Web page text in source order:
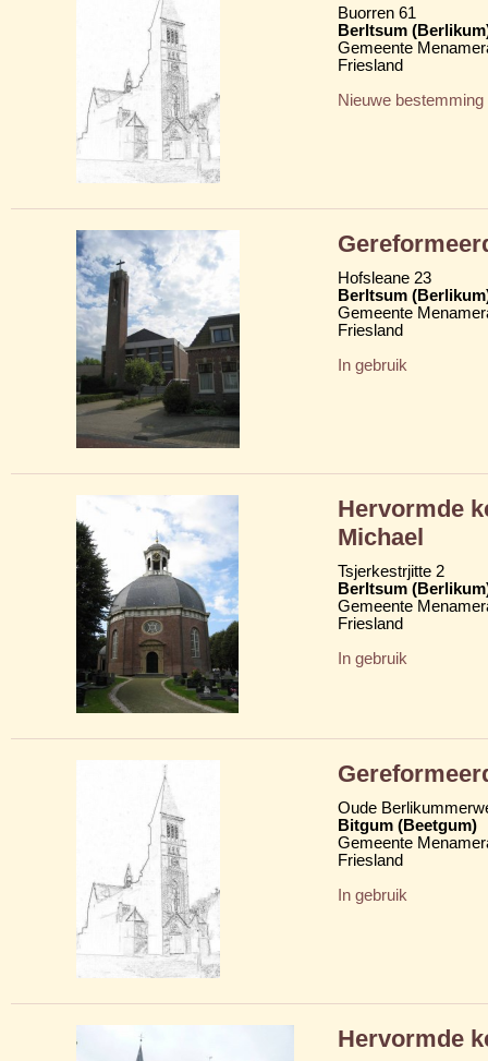
Buorren 61
Berltsum
Gemeente
Friesland
Nieuwe bestemming
Hofsleane 23
Berltsum
Gemeente
Friesland
In gebruik
Hervormde
Michael
Tsjerkestrjitte 2
Berltsum
Gemeente
Friesland
In gebruik
Oude
Bitgum (Beetgum)
Gemeente
Friesland
In gebruik
Hervormde